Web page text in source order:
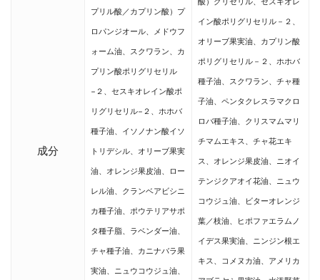
成分
プリル酸／カプリン酸）プ
ロパンジオール、メドウフ
ォーム油、スクワラン、カ
プリン酸ポリグリセリル
−２、セスキオレイン酸ポ
リグリセリル−２、ホホバ
種子油、イソノナン酸イソ
トリデシル、オリーブ果実
油、オレンジ果皮油、ロー
レル油、クランベアビシニ
カ種子油、ポウテリアサポ
タ種子脂、ラベンダー油、
チャ種子油、カニナバラ果
実油、ニュウコウジュ油、
イン酸ポリグリセリル－２、
オリーブ果実油、カプリン酸
ポリグリセリル－２、ホホバ
種子油、スクワラン、チャ種
子油、ペンタクレスラマクロ
ロバ種子油、クリスマムマリ
チマムエキス、チャ花エキ
ス、オレンジ果皮油、ニオイ
テンジクアオイ花油、ニュウ
コウジュ油、ビターオレンジ
葉／枝油、ヒポファエラムノ
イデス果実油、ニンジン根エ
キス、コメヌカ油、アメリカ